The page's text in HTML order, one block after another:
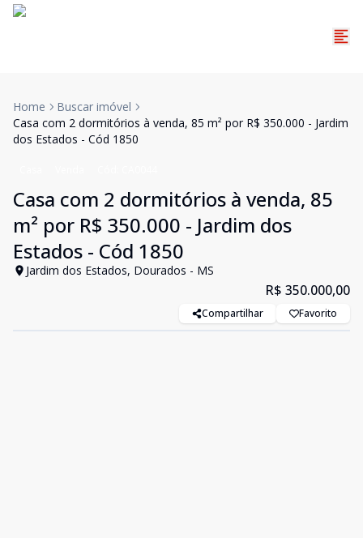
Home
Buscar imóvel
Casa com 2 dormitórios à venda, 85 m² por R$ 350.000 - Jardim
dos Estados - Cód 1850
Casa com 2 dormitórios à venda, 85
m² por R$ 350.000 - Jardim dos
Estados - Cód 1850
Jardim dos Estados, Dourados - MS
R$ 350.000,00
Compartilhar Favorito